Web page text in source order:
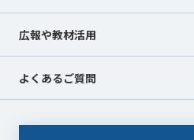
広報や教材活用
Show submenu for 広報や教材活用
よくあるご質問